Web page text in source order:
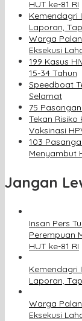
HUT ke-81 RI
Kemendagri
Laporan,
Warga
Eksekusi
199 Kasus
15-34 Tahun
Speedboat
Selamat
75
Tekan Risiko
Vaksinasi
103
Menyambut
Jangan
Insan Pers
Perempuan
HUT ke-81 RI
Kemendagri
Laporan,
Warga
Eksekusi